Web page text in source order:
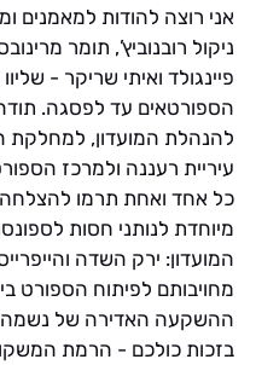
אני רוצה להודות למאמנים
ניקול רובנוביץ’, תומר
פיינגולד ואיתי שריקר -
הספורטאים עד לפסגה.
להנהלת המועדון, למחלקת
עיריית רעננה ולמרכז
כל אחד ואחת תרמו להצלחה
מיוחדת לנותני חסות
המועדון: ירק השדה
מחויבותם לפיתוח הספורט
ההשקעה האדירה של נשמה
בזכות כולכם - הרמת